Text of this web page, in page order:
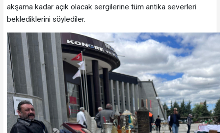
akşama kadar açık olacak sergilerine tüm antika severleri
beklediklerini söylediler.